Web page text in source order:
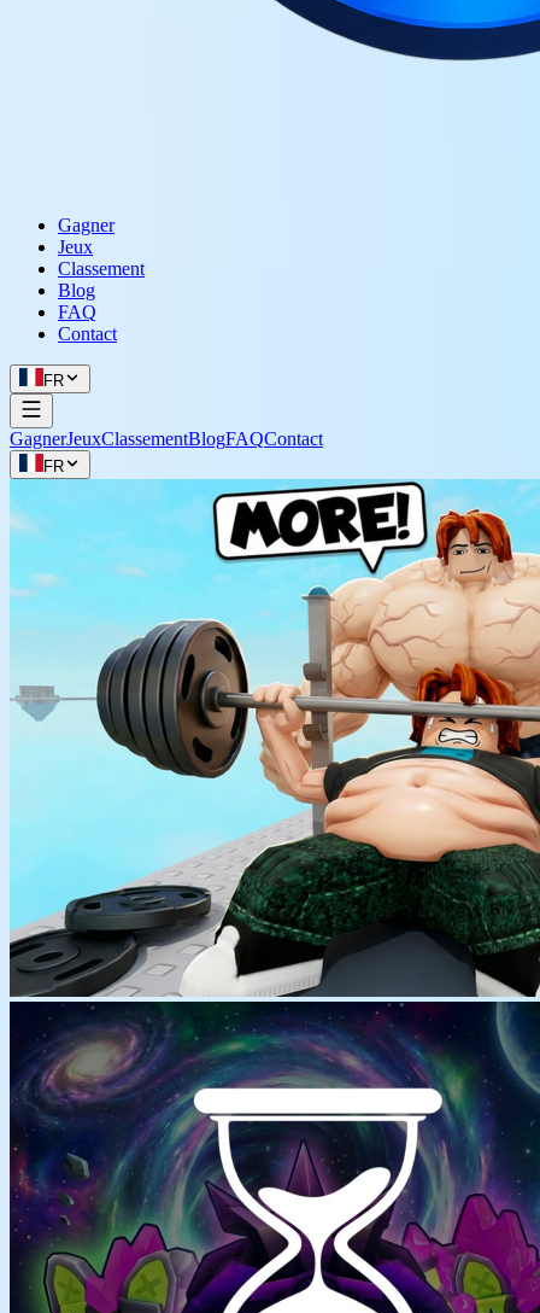
Gagner
Jeux
Classement
Blog
FAQ
Contact
FR
GagnerJeuxClassementBlogFAQContact
FR